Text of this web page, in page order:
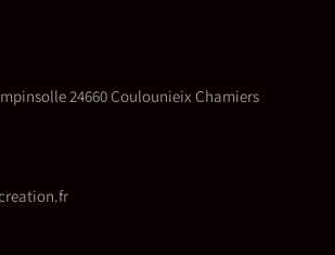
24660 Coulounieix Chamiers